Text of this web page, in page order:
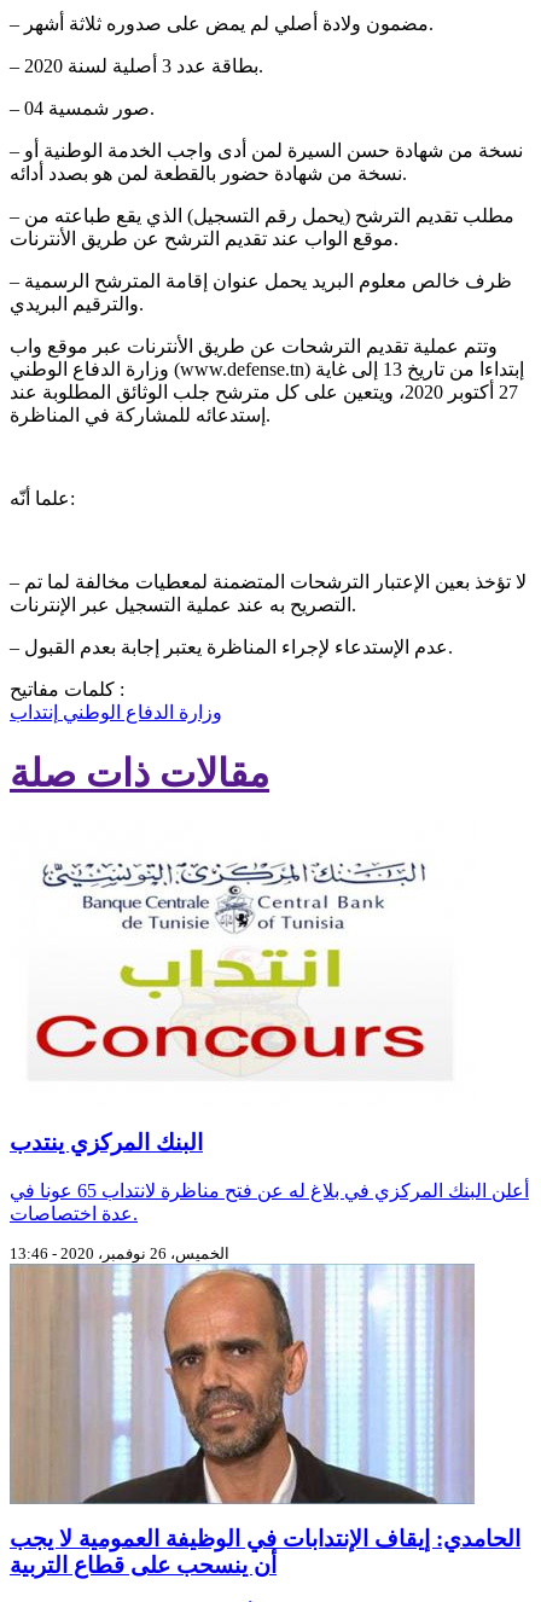
– مضمون ولادة أصلي لم يمض على صدوره ثلاثة أشهر.
– بطاقة عدد 3 أصلية لسنة 2020.
– 04 صور شمسية.
– نسخة من شهادة حسن السيرة لمن أدى واجب الخدمة الوطنية أو
نسخة من شهادة حضور بالقطعة لمن هو بصدد أدائه.
– مطلب تقديم الترشح (يحمل رقم التسجيل) الذي يقع طباعته من
موقع الواب عند تقديم الترشح عن طريق الأنترنات.
– ظرف خالص معلوم البريد يحمل عنوان إقامة المترشح الرسمية
والترقيم البريدي.
وتتم عملية تقديم الترشحات عن طريق الأنترنات عبر موقع واب
وزارة الدفاع الوطني (www.defense.tn) إبتداءا من تاريخ 13 إلى غاية
27 أكتوبر 2020، ويتعين على كل مترشح جلب الوثائق المطلوبة عند
إستدعائه للمشاركة في المناظرة.
علما أنّه:
– لا تؤخذ بعين الإعتبار الترشحات المتضمنة لمعطيات مخالفة لما تم
التصريح به عند عملية التسجيل عبر الإنترنات.
– عدم الإستدعاء لإجراء المناظرة يعتبر إجابة بعدم القبول.
كلمات مفاتيح :
وزارة الدفاع الوطني إنتداب
مقالات ذات صلة
البنك المركزي ينتدب
أعلن البنك المركزي في بلاغ له عن فتح مناظرة لانتداب 65 عونا في
عدة اختصاصات.
الخميس، 26 نوفمبر، 2020 - 13:46
الحامدي: إيقاف الإنتدابات في الوظيفة العمومية لا يجب
أن ينسحب على قطاع التربية